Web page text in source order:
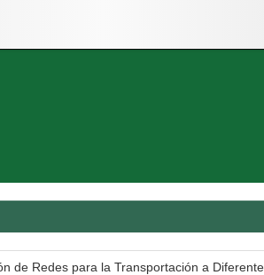
de Redes para la Transportación a